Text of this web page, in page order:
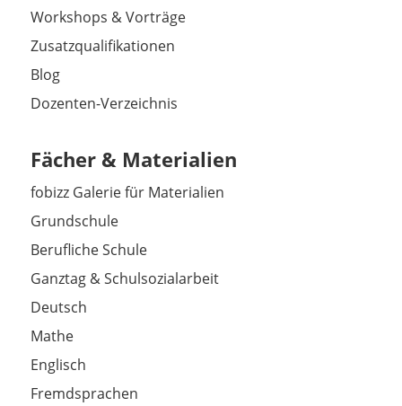
Workshops & Vorträge
Zusatzqualifikationen
Blog
Dozenten-Verzeichnis
Fächer & Materialien
fobizz Galerie für Materialien
Grundschule
Berufliche Schule
Ganztag & Schulsozialarbeit
Deutsch
Mathe
Englisch
Fremdsprachen